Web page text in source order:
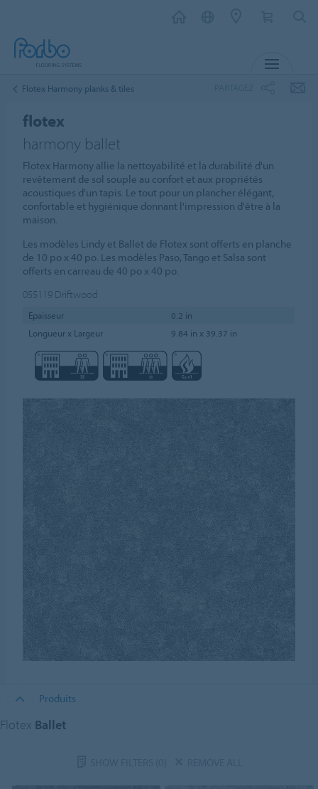
Flotex Harmony planks & tiles
flotex
harmony ballet
Flotex Harmony allie la nettoyabilité et la durabilité d'un
revêtement de sol souple au confort et aux propriétés
acoustiques d'un tapis. Le tout pour un plancher élégant,
confortable et hygiénique donnant l'impression d'être à la
maison.
Les modèles Lindy et Ballet de Flotex sont offerts en planche
de 10 po x 40 po. Les modèles Paso, Tango et Salsa sont
offerts en carreau de 40 po x 40 po.
055119 Driftwood
Épaisseur
0.2 in
Longueur x Largeur
9.84 in x 39.37 in
Produits
Flotex Ballet